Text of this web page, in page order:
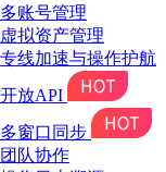
多账号管理
虚拟资产管理
专线加速与操作护航
开放API
多窗口同步
团队协作